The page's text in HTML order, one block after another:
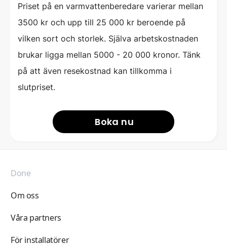
Priset på en varmvattenberedare varierar mellan
3500 kr och upp till 25 000 kr beroende på
vilken sort och storlek. Själva arbetskostnaden
brukar ligga mellan 5000 - 20 000 kronor. Tänk
på att även resekostnad kan tillkomma i
slutpriset.
Boka nu
Done
Om oss
Våra partners
För installatörer